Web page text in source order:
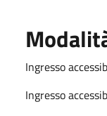
Ingresso
Ingresso